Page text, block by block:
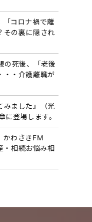
「コロナ禍で離
その裏に隠され
の死後、「老後
・・介護離職が
みました』（光
登場します。
かわさきFM
・相続お悩み相